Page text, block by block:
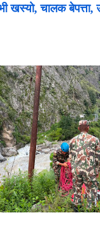
खस्यो, चालक बेपत्ता,